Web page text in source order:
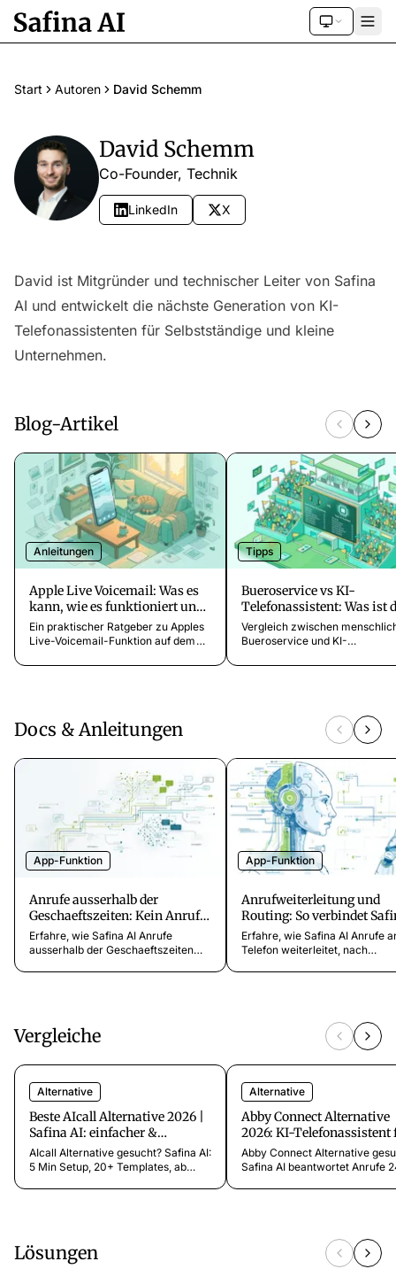
Start Autoren David Schemm
David Schemm
Co-Founder, Technik
LinkedIn X
David ist Mitgründer und technischer Leiter von Safina
AI und entwickelt die nächste Generation von KI-
Telefonassistenten für Selbstständige und kleine
Unternehmen.
Blog-Artikel
Anleitungen
Apple Live Voicemail: Was es
kann, wie es funktioniert und
wo die Grenzen liegen
Ein praktischer Ratgeber zu Apples
Live-Voicemail-Funktion auf dem
Transkription funktioniert, welche
Tipps
Bueroservice vs KI-
Telefonassistent: Was ist
Unterschied?
Vergleich zwischen
Bueroservice und KI-
Erreichbarkeit, Sprachen und
Docs & Anleitungen
App-Funktion
Anrufe ausserhalb der
Geschaeftszeiten: Kein Anruf
mehr verpasst
Erfahre, wie Safina AI Anrufe
ausserhalb der Geschaeftszeiten
App-Funktion
Anrufweiterleitung und
Routing: So verbindet
Anrufe
Erfahre, wie Safina AI Anrufe
Telefon weiterleitet, nach
Vergleiche
Alternative
Beste AIcall Alternative 2026 |
Safina AI: einfacher &
günstiger
AIcall Alternative gesucht? Safina AI:
5 Min Setup, 20+ Templates, ab
Alternative
Abby Connect Alternative
2026: KI-
97% weniger
Abby Connect Alternative
Safina AI beantwortet Anrufe
Lösungen